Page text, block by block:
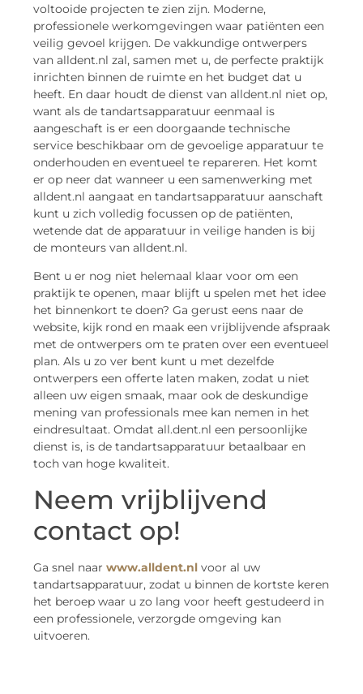
voltooide projecten te zien zijn. Moderne,
professionele werkomgevingen waar patiënten een
veilig gevoel krijgen. De vakkundige ontwerpers
van alldent.nl zal, samen met u, de perfecte praktijk
inrichten binnen de ruimte en het budget dat u
heeft. En daar houdt de dienst van alldent.nl niet op,
want als de tandartsapparatuur eenmaal is
aangeschaft is er een doorgaande technische
service beschikbaar om de gevoelige apparatuur te
onderhouden en eventueel te repareren. Het komt
er op neer dat wanneer u een samenwerking met
alldent.nl aangaat en tandartsapparatuur aanschaft
kunt u zich volledig focussen op de patiënten,
wetende dat de apparatuur in veilige handen is bij
de monteurs van alldent.nl.
Bent u er nog niet helemaal klaar voor om een
praktijk te openen, maar blijft u spelen met het idee
het binnenkort te doen? Ga gerust eens naar de
website, kijk rond en maak een vrijblijvende afspraak
met de ontwerpers om te praten over een eventueel
plan. Als u zo ver bent kunt u met dezelfde
ontwerpers een offerte laten maken, zodat u niet
alleen uw eigen smaak, maar ook de deskundige
mening van professionals mee kan nemen in het
eindresultaat. Omdat all.dent.nl een persoonlijke
dienst is, is de tandartsapparatuur betaalbaar en
toch van hoge kwaliteit.
Neem vrijblijvend
contact op!
Ga snel naar www.alldent.nl voor al uw
tandartsapparatuur, zodat u binnen de kortste keren
het beroep waar u zo lang voor heeft gestudeerd in
een professionele, verzorgde omgeving kan
uitvoeren.